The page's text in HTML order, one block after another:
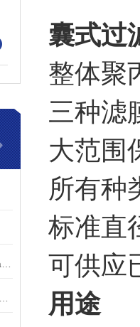
囊式过
整体聚
三种滤
大范围
所有种
标准直
可供应
用途